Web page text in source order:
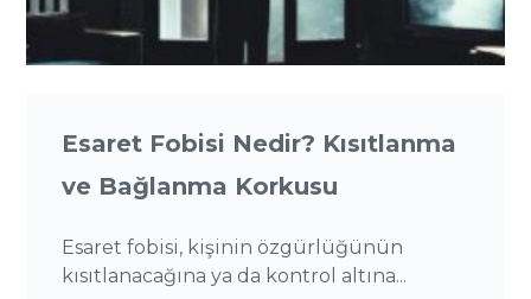
Esaret Fobisi Nedir? Kısıtlanma
ve Bağlanma Korkusu
Esaret fobisi, kişinin özgürlüğünün
kısıtlanacağına ya da kontrol altına...